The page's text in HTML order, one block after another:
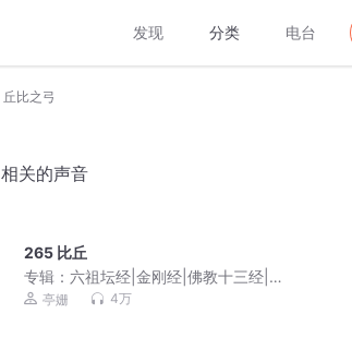
发现 分类 电台
丘比之弓
相关的声音
265 比丘
专辑： 六祖坛经|金刚经|佛教十三经|解
读 亭姗 4万